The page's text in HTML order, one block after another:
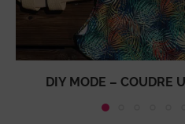
DIY MODE – COUDRE